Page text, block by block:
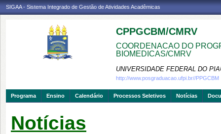
SIGAA - Sistema Integrado de Gestão de Atividades Acadêmicas
CPPGCBM/CMRV
COORDENACAO DO
BIOMEDICAS/CMRV
UNIVERSIDADE FEDERAL DO
http://www.posgraduacao.ufpi.br//PPGCBM
Programa Ensino Calendário Processos Seletivos Notícias
Notícias